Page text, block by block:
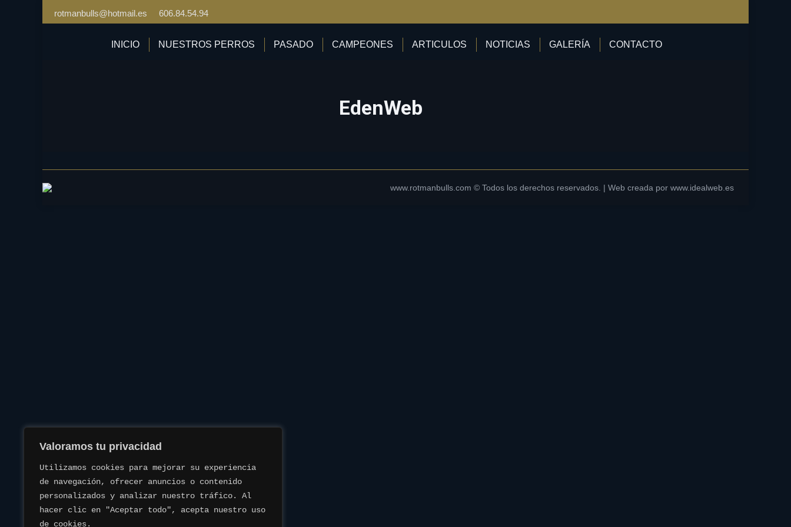
Valoramos tu privacidad
Utilizamos cookies para mejorar su experiencia
de navegación, ofrecer anuncios o contenido
personalizados y analizar nuestro tráfico. Al
hacer clic en "Aceptar todo", acepta nuestro uso
de cookies.
rotmanbulls@hotmail.es 606.84.54.94
INICIO NUESTROS PERROS PASADO CAMPEONES ARTICULOS NOTICIAS GALERÍA CONTACTO
EdenWeb
www.rotmanbulls.com © Todos los derechos reservados. | Web creada por www.idealweb.es